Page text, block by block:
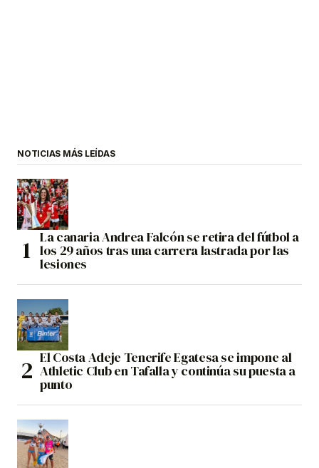
NOTICIAS MÁS LEÍDAS
La canaria Andrea Falcón se retira del fútbol a
los 29 años tras una carrera lastrada por las
lesiones
El Costa Adeje Tenerife Egatesa se impone al
Athletic Club en Tafalla y continúa su puesta a
punto